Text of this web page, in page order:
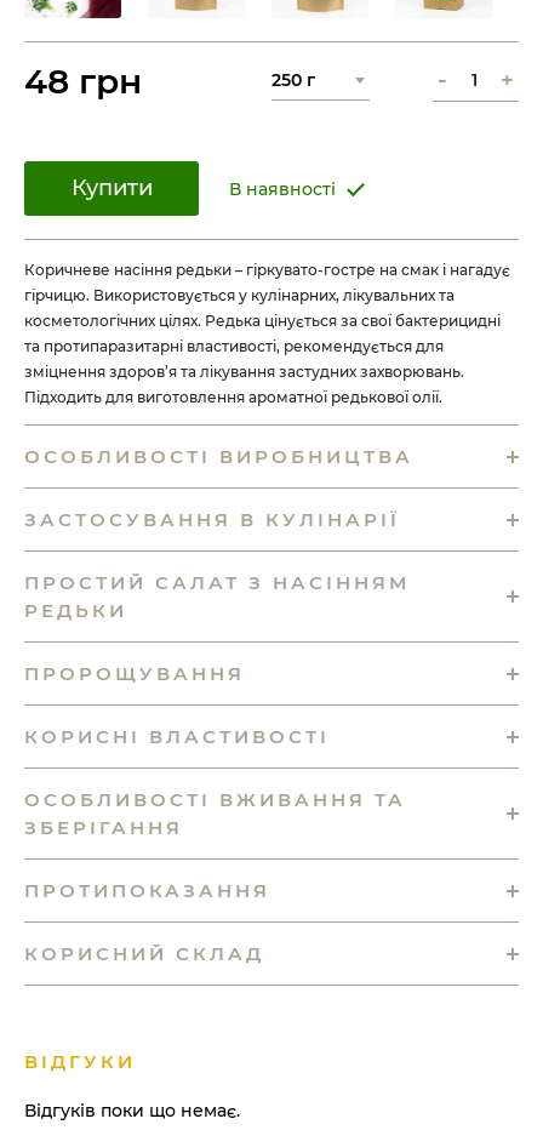
Коричневе насіння редьки – гіркувато-гостре на смак і нагадує
гірчицю. Використовується у кулінарних, лікувальних та
косметологічних цілях. Редька цінується за свої бактерицидні
та протипаразитарні властивості, рекомендується для
зміцнення здоров’я та лікування застудних захворювань.
Підходить для виготовлення ароматної редькової олії.
ОСОБЛИВОСТІ ВИРОБНИЦТВА
ЗАСТОСУВАННЯ В КУЛІНАРІЇ
ПРОСТИЙ САЛАТ З НАСІННЯМ
РЕДЬКИ
ПРОРОЩУВАННЯ
КОРИСНІ ВЛАСТИВОСТІ
48 грн - +
Купити В наявності
ОСОБЛИВОСТІ ВЖИВАННЯ ТА
ЗБЕРІГАННЯ
ПРОТИПОКАЗАННЯ
КОРИСНИЙ СКЛАД
ВІДГУКИ
Відгуків поки що немає.